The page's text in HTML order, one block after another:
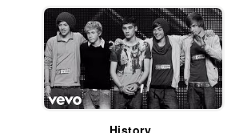
History